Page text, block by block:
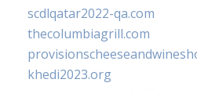
scdlqatar2022-qa.com
thecolumbiagrill.com
khedi2023.org